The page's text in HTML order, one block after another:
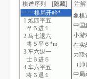
棋谱序列 [隐藏]
====棋局开始*
1.炮四平五
卒５进１
2.马七退六
将５平６*m
3.车六退一
士６进５
4.车六平五
将６退１
注解